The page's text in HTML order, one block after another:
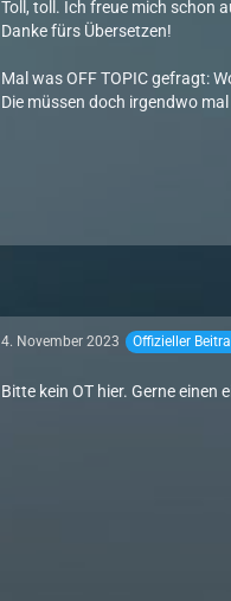
Toll, toll. Ich freue mich schon
Danke fürs Übersetzen!
Mal was OFF TOPIC gefragt:
Die müssen doch irgendwo
4. November 2023 Offizieller
Bitte kein OT hier. Gerne einen